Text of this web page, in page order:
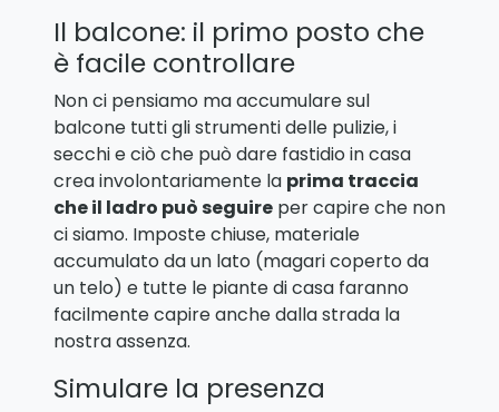
Il balcone: il primo posto che
è facile controllare
Non ci pensiamo ma accumulare sul
balcone tutti gli strumenti delle pulizie, i
secchi e ciò che può dare fastidio in casa
crea involontariamente la prima traccia
che il ladro può seguire per capire che non
ci siamo. Imposte chiuse, materiale
accumulato da un lato (magari coperto da
un telo) e tutte le piante di casa faranno
facilmente capire anche dalla strada la
nostra assenza.
Simulare la presenza